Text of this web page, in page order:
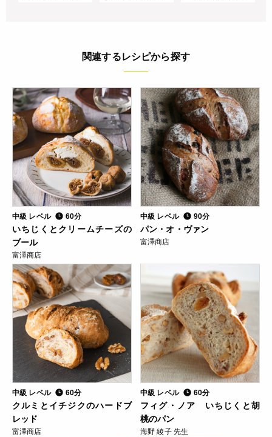
関連するレシピから探す
中級 レベル 60分
いちじくとクリームチーズの
ブール
富澤商店
中級 レベル 90分
パン・オ・ヴァン
富澤商店
中級 レベル 60分
クルミとイチジクのハードブ
レッド
富澤商店
中級 レベル 60分
フィグ・ノア いちじくと胡
桃のパン
海野 綾子 先生